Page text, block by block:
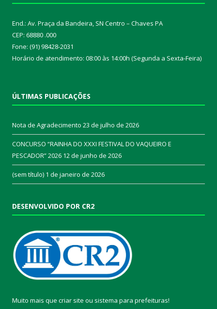
End.: Av. Praça da Bandeira, SN Centro – Chaves PA
CEP: 68880 .000
Fone: (91) 98428-2031
Horário de atendimento: 08:00 às 14:00h (Segunda a Sexta-Feira)
ÚLTIMAS PUBLICAÇÕES
Nota de Agradecimento 23 de julho de 2026
CONCURSO “RAINHA DO XXXI FESTIVAL DO VAQUEIRO E
PESCADOR” 2026 12 de junho de 2026
(sem título) 1 de janeiro de 2026
DESENVOLVIDO POR CR2
Muito mais que criar site ou sistema para prefeituras!